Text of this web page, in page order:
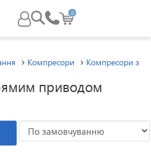
0
Компресори Компресори з
приводом